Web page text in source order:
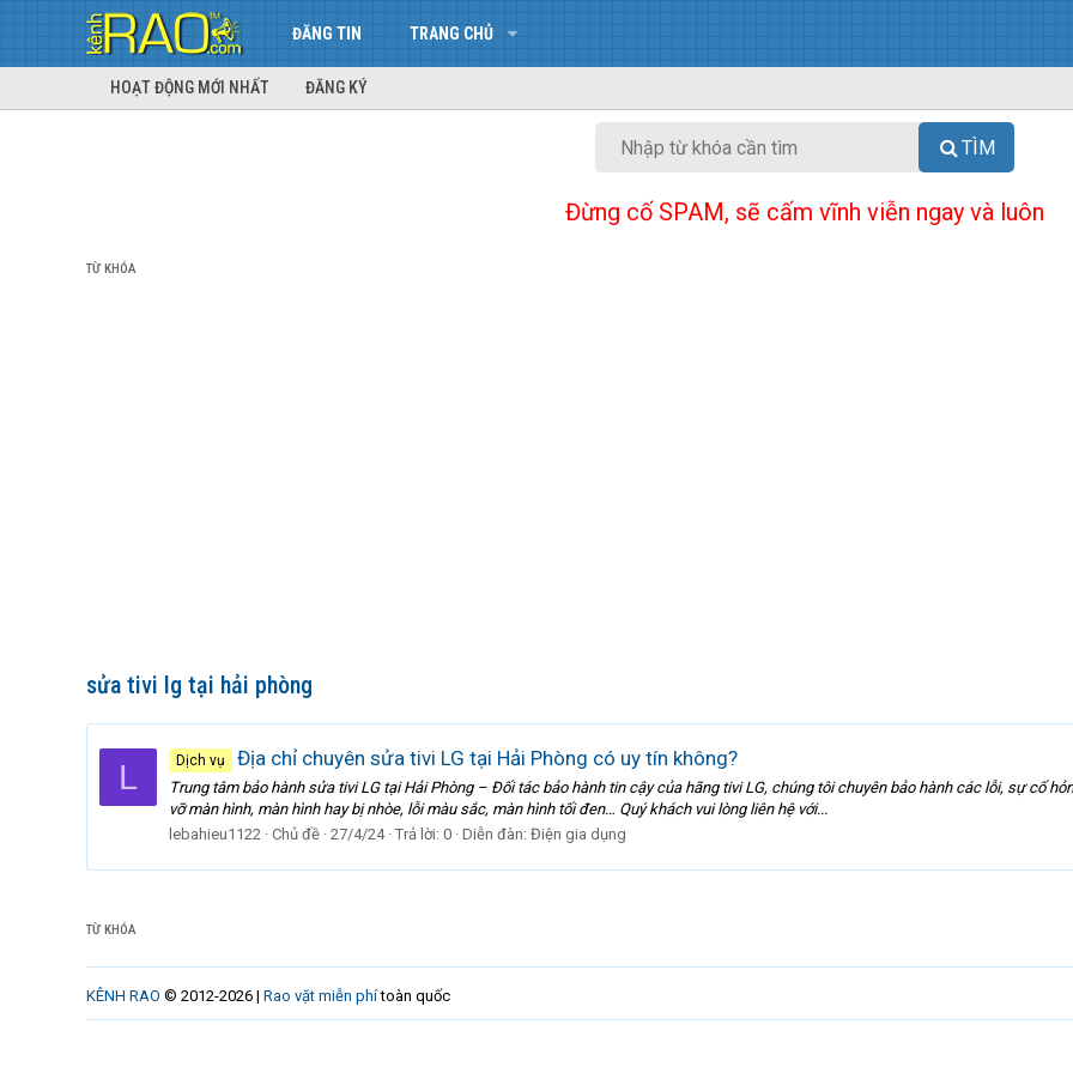
ĐĂNG TIN TRANG CHỦ
HOẠT ĐỘNG MỚI NHẤT ĐĂNG KÝ
TÌM
Đừng cố SPAM, sẽ cấm vĩnh viễn ngay và luôn
TỪ KHÓA
sửa tivi lg tại hải phòng
L Dịch vụ Địa chỉ chuyên sửa tivi LG tại Hải Phòng có uy tín không?
Trung tâm bảo hành sửa tivi LG tại Hải Phòng – Đối tác bảo hành tin cậy của hãng tivi LG, chúng tôi chuyên bảo hành các lỗi, sự cố
vỡ màn hình, màn hình hay bị nhòe, lỗi màu sắc, màn hình tối đen… Quý khách vui lòng liên hệ với...
lebahieu1122
Chủ đề 27/4/24 Trả lời: 0 Diễn đàn: Điện gia dụng
TỪ KHÓA
KÊNH RAO © 2012-2026 | Rao vặt miễn phítoàn quốc